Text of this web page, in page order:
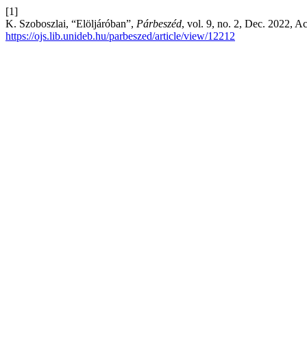
[1]
K. Szoboszlai, “Elöljáróban”, Párbeszéd, vol. 9, no. 2, Dec. 2022,
https://ojs.lib.unideb.hu/parbeszed/article/view/12212